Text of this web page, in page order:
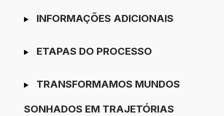
INFORMAÇÕES ADICIONAIS
ETAPAS DO PROCESSO
TRANSFORMAMOS MUNDOS
SONHADOS EM TRAJETÓRIAS